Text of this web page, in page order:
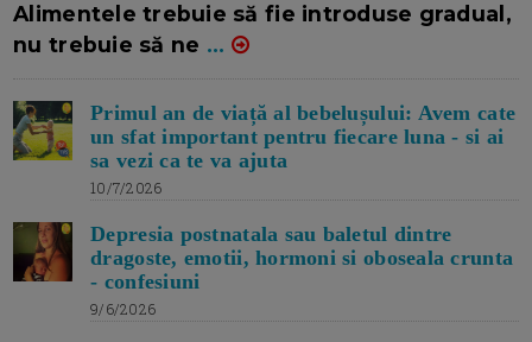
Alimentele trebuie să fie introduse gradual,
nu trebuie să ne ...
Primul an de viață al bebelușului: Avem cate
un sfat important pentru fiecare luna - si ai
sa vezi ca te va ajuta
10/7/2026
Depresia postnatala sau baletul dintre
dragoste, emotii, hormoni si oboseala crunta
- confesiuni
9/6/2026